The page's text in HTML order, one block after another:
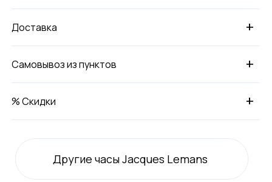
+
Доставка
+
Самовывоз из пунктов
+
% Скидки
Другие часы Jacques Lemans